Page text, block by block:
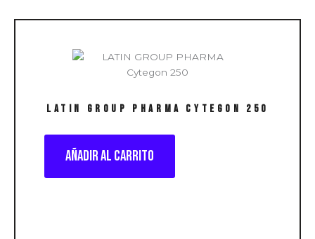
LATIN GROUP PHARMA Cytegon 250
Añadir al carrito